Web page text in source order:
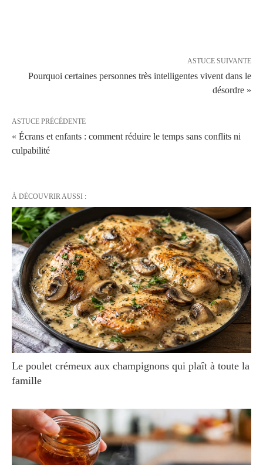
ASTUCE SUIVANTE
Pourquoi certaines personnes très intelligentes vivent dans le
désordre »
ASTUCE PRÉCÉDENTE
« Écrans et enfants : comment réduire le temps sans conflits ni
culpabilité
À DÉCOUVRIR AUSSI :
Le poulet crémeux aux champignons qui plaît à toute la
famille